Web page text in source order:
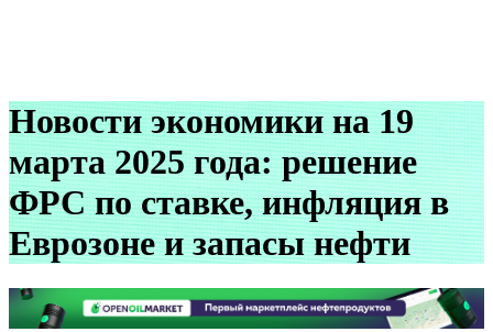
Новости экономики на 19
марта 2025 года: решение
ФРС по ставке, инфляция в
Еврозоне и запасы нефти